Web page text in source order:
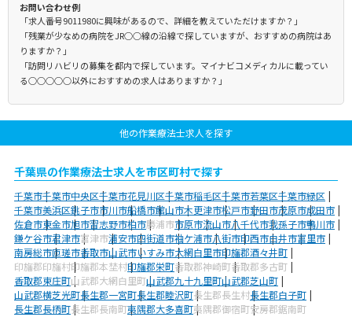
お問い合わせ例
「求人番号9011980に興味があるので、詳細を教えていただけますか？」
「残業が少なめの病院をJR○○線の沿線で探していますが、おすすめの病院はあ
りますか？」
「訪問リハビリの募集を都内で探しています。マイナビコメディカルに載ってい
る○○○○○以外におすすめの求人はありますか？」
他の作業療法士求人を探す
千葉県の作業療法士求人を市区町村で探す
千葉市千葉市中央区千葉市花見川区千葉市稲毛区千葉市若葉区千葉市緑区
千葉市美浜区銚子市市川市船橋市館山市木更津市松戸市野田市茂原市成田市
佐倉市東金市旭市習志野市柏市勝浦市市原市流山市八千代市我孫子市鴨川市
鎌ケ谷市君津市富津市浦安市四街道市袖ケ浦市八街市印西市白井市富里市
南房総市匝瑳市香取市山武市いすみ市大網白里市印旛郡酒々井町
印旛郡印旛村印旛郡本埜村印旛郡栄町香取郡神崎町香取郡多古町
香取郡東庄町山武郡大網白里町山武郡九十九里町山武郡芝山町
山武郡横芝光町長生郡一宮町長生郡睦沢町長生郡長生村長生郡白子町
長生郡長柄町長生郡長南町夷隅郡大多喜町夷隅郡御宿町安房郡鋸南町